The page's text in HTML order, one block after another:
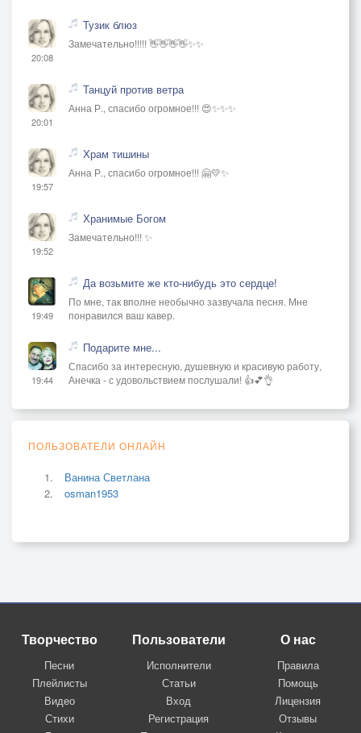
20:08
Тузик блюз
Замечательно!!!!! 👋👋👋👋✨✨
20:01
Танцуй против ветра
Анна Р., спасибо огромное!!! 😍✨✨✨
19:57
Храм тишины
Анна Р., спасибо огромное!!! 🤗💛✨
19:52
Хранимые Богом
Замечательно!!! ✨
19:49
Да возьмите же кто-нибудь это сердце!
По мне, так вполне необычно зазвучала песня. Мне
понравился ваш кавер.
19:44
Подарите мне...
Спасибо за интересную, душевную и красивую работу,
Анечка - с удовольствием послушали! 👍💕👌
ПОЛЬЗОВАТЕЛИ ОНЛАЙН
Ванина Светлана
osman1953
Творчество
Песни
Плейлисты
Видео
Стихи
Пользователи
Исполнители
Статьи
Вход
Регистрация
О нас
Правила
Помощь
Лицензия
Отзывы